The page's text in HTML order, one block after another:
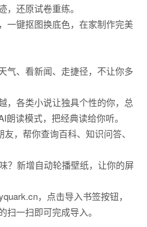
，还原试卷重练。
一键抠图换底色，在家制作完美
气、看新闻、走捷径，不让你多
，各类小说让独具个性的你，总
读模式，把经典读给你听。
，帮你查询百科、知识问答、
？新增自动轮播壁纸，让你的屏
，点击导入书签按钮，
一扫即可完成导入。